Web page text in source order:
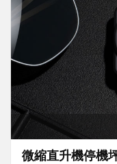
微縮直升機停機